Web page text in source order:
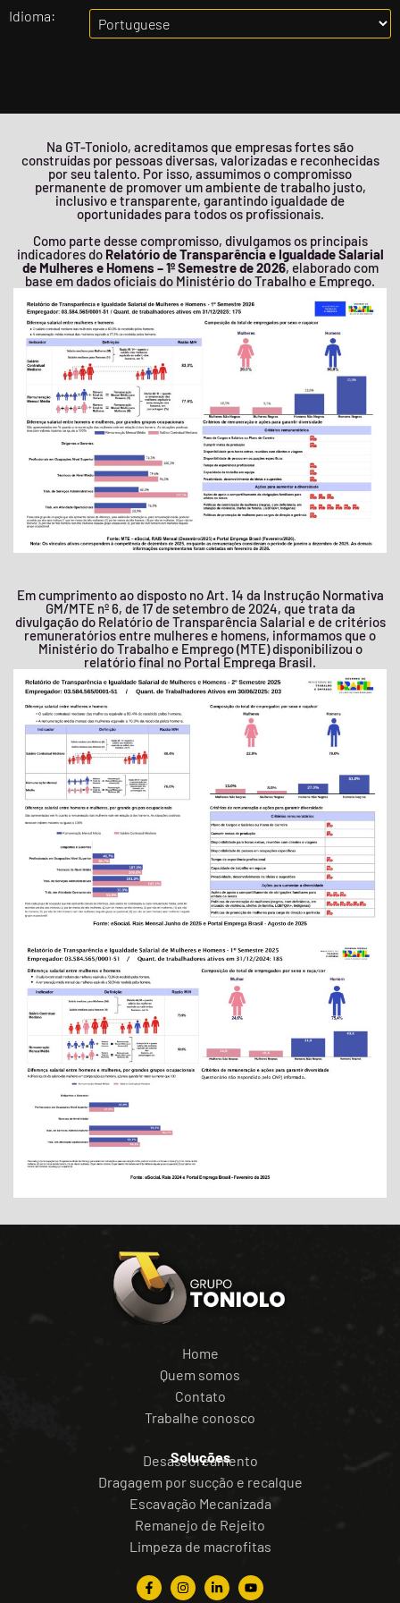
Idioma:
Na GT-Toniolo, acreditamos que empresas fortes são
construídas por pessoas diversas, valorizadas e reconhecidas
por seu talento. Por isso, assumimos o compromisso
permanente de promover um ambiente de trabalho justo,
inclusivo e transparente, garantindo igualdade de
oportunidades para todos os profissionais.
Como parte desse compromisso, divulgamos os principais
indicadores do Relatório de Transparência e Igualdade Salarial
de Mulheres e Homens – 1º Semestre de 2026, elaborado com
base em dados oficiais do Ministério do Trabalho e Emprego.
Em cumprimento ao disposto no Art. 14 da Instrução Normativa
GM/MTE nº 6, de 17 de setembro de 2024, que trata da
divulgação do Relatório de Transparência Salarial e de critérios
remuneratórios entre mulheres e homens, informamos que o
Ministério do Trabalho e Emprego (MTE) disponibilizou o
relatório final no Portal Emprega Brasil.
Home
Quem somos
Contato
Trabalhe conosco
Soluções
Desassoreamento
Dragagem por sucção e recalque
Escavação Mecanizada
Remanejo de Rejeito
Limpeza de macrofitas